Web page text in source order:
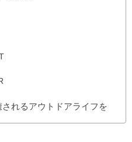
されるアウトドアライフを